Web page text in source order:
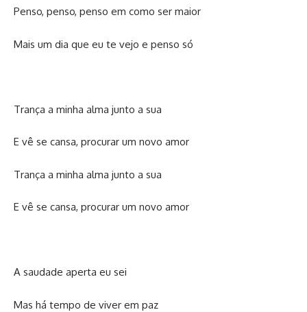
Penso, penso, penso em como ser maior
Mais um dia que eu te vejo e penso só
Trança a minha alma junto a sua
E vê se cansa, procurar um novo amor
Trança a minha alma junto a sua
E vê se cansa, procurar um novo amor
A saudade aperta eu sei
Mas há tempo de viver em paz